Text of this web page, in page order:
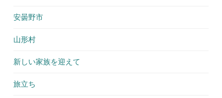
安曇野市
山形村
新しい家族を迎えて
旅立ち